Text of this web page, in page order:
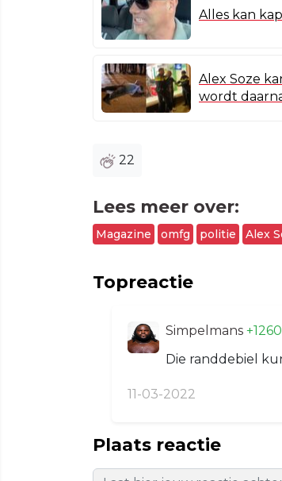
Alles kan
Alex Soze
wordt
22
Lees meer over:
Magazine omfg politie Alex
Topreactie
Simpelmans
Die randdebiel
11-03-2022
Plaats reactie